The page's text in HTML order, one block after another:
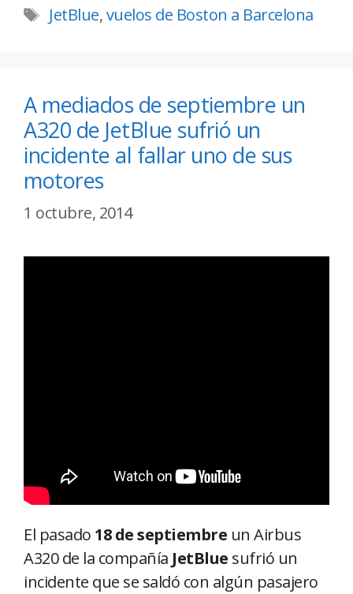
JetBlue,vuelos de Boston a Barcelona
A mediados de septiembre un
A320 de JetBlue sufrió un
incidente al fallar uno de sus
motores
1 octubre, 2014
El pasado 18 de septiembre un Airbus
A320 de la compañía JetBlue sufrió un
incidente que se saldó con algún pasajero